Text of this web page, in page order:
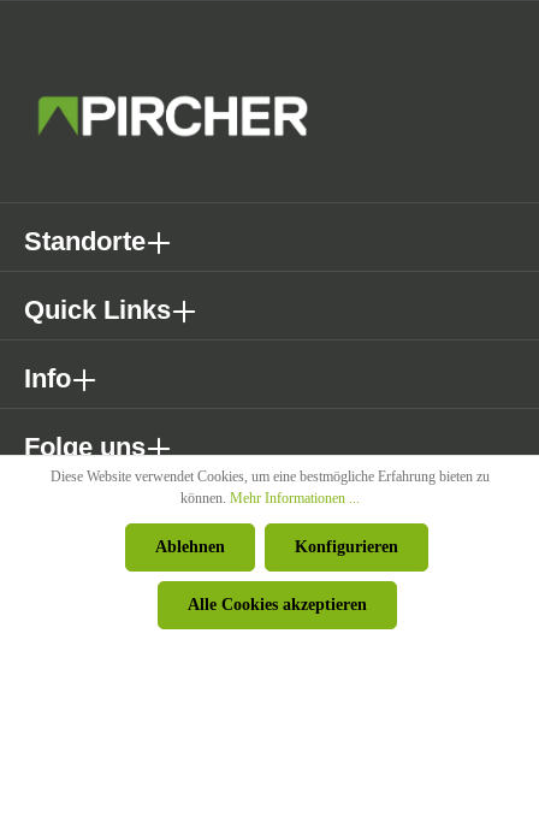
Folge uns
Standorte
Quick Links
Info
© Pircher Oberland GmbH - Powered by426 - Your Digital Upgrade
nicht anders angegeben.
Diese Website verwendet Cookies, um eine bestmögliche Erfahrung bieten zu
können. Mehr Informationen ...
Ablehnen Konfigurieren
Alle Cookies akzeptieren